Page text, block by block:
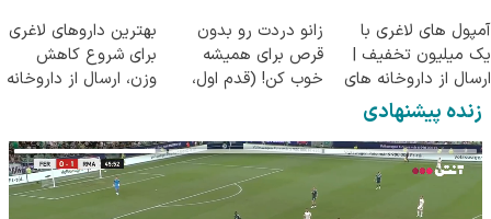
آمپول های لاغری با
یک میلیون تخفیف |
ارسال از داروخانه های
معتبر
زانو دردت رو بدون
قرص برای همیشه
خوب کن! (قدم اول،
بهترین داروهای لاغری
برای شروع کاهش
وزن، ارسال از داروخانه
زنده پیشنهادی